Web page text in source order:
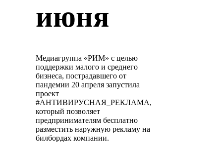
июня
Медиагруппа «РИМ» с целью
поддержки малого и среднего
бизнеса, пострадавшего от
пандемии 20 апреля запустила
проект
#АНТИВИРУСНАЯ_РЕКЛАМА,
который позволяет
предпринимателям бесплатно
разместить наружную рекламу на
билбордах компании.